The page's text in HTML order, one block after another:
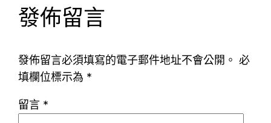
發佈留言
發佈留言必須填寫的電子郵件地址不會公開。 必
填欄位標示為 *
留言 *